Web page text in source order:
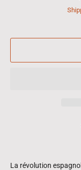
La révolution